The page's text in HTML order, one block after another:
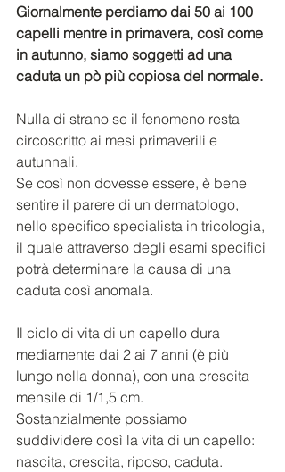
Giornalmente perdiamo dai 50 ai 100
capelli mentre in primavera, così come
in autunno, siamo soggetti ad una
caduta un pò più copiosa del normale.
Nulla di strano se il fenomeno resta
circoscritto ai mesi primaverili e
autunnali.
Se così non dovesse essere, è bene
sentire il parere di un dermatologo,
nello specifico specialista in tricologia,
il quale attraverso degli esami specifici
potrà determinare la causa di una
caduta così anomala.
Il ciclo di vita di un capello dura
mediamente dai 2 ai 7 anni (è più
lungo nella donna), con una crescita
mensile di 1/1,5 cm.
Sostanzialmente possiamo
suddividere così la vita di un capello:
nascita, crescita, riposo, caduta.